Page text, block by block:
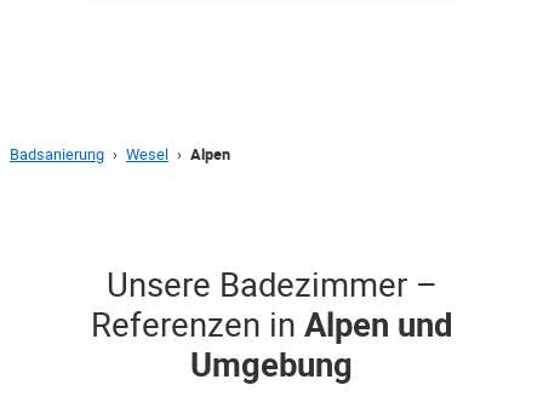
Badsanierung › Wesel › Alpen
Unsere Badezimmer –
Referenzen in Alpen und
Umgebung